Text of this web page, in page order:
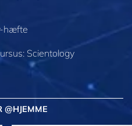
-hæfte
Scientology
@HJEMME